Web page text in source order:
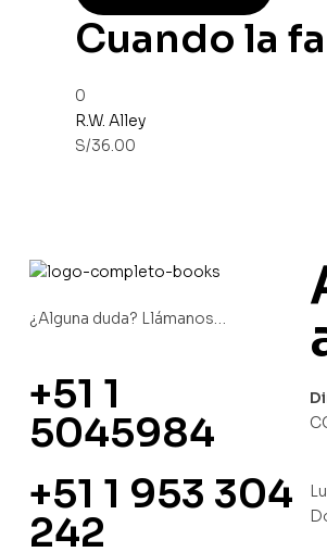
Cuando la
0
R.W. Alley
S/36.00
¿Alguna duda? Llámanos…
+51 1
5045984
+51 1 953 304
242